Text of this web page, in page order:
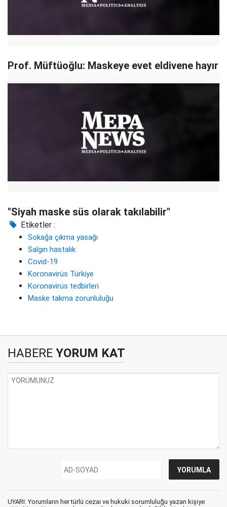
Prof. Müftüoğlu: Maskeye evet eldivene hayır
"Siyah maske süs olarak takılabilir"
Etiketler :
Sokağa çıkma yasağı
Salgın hastalık
Covid-19
Koronavirüs Türkiye
Koronavirüs tedbirleri
Maske takma zorunluluğu
HABERE YORUM KAT
UYARI: Yorumların her türlü cezai ve hukuki sorumluluğu yazan kişiye